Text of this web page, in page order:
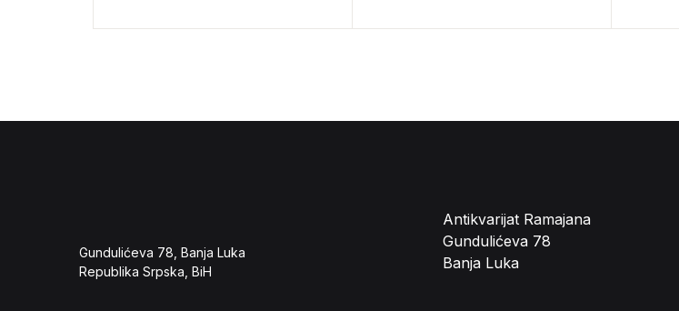
Gundulićeva 78, Banja Luka
Republika Srpska, BiH
Antikvarijat Ramajana
Gundulićeva 78
Banja Luka